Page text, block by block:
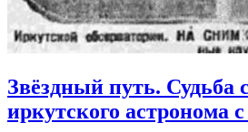
Звёздный путь. Судьба
иркутского астронома